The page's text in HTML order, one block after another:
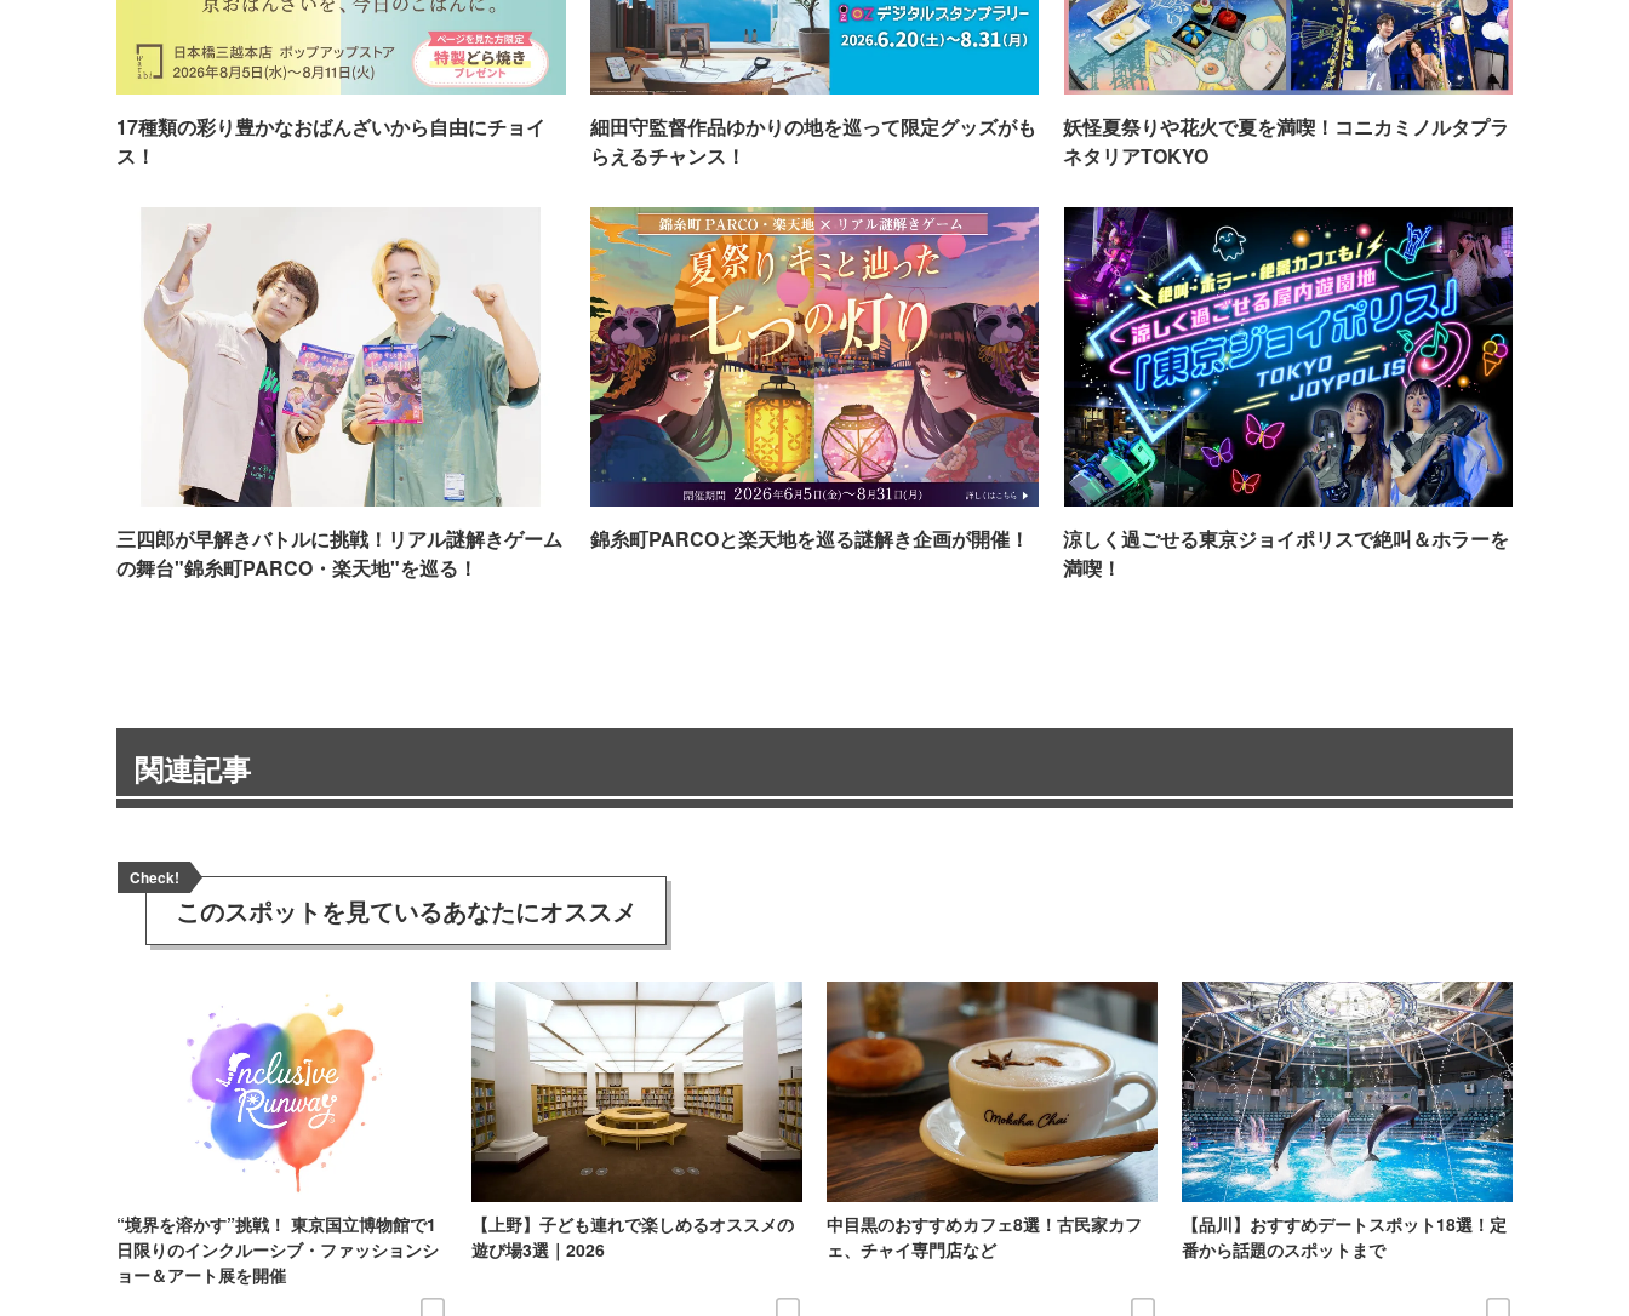
17種類の彩り豊かなおばんざいから自由にチョイ
ス！
細田守監督作品ゆかりの地を巡って限定グッズがも
らえるチャンス！
妖怪夏祭りや花火で夏を満喫！コニカミノルタプラ
ネタリアTOKYO
三四郎が早解きバトルに挑戦！リアル謎解きゲーム
の舞台"錦糸町PARCO・楽天地"を巡る！
錦糸町PARCOと楽天地を巡る謎解き企画が開催！
涼しく過ごせる東京ジョイポリスで絶叫＆ホラーを
満喫！
関連記事
Check!
このスポットを見ているあなたにオススメ
“境界を溶かす”挑戦！ 東京国立博物館で1
日限りのインクルーシブ・ファッションシ
ョー＆アート展を開催
【上野】子ども連れで楽しめるオススメの
遊び場3選｜2026
中目黒のおすすめカフェ8選！古民家カフ
ェ、チャイ専門店など
【品川】おすすめデートスポット18選！定
番から話題のスポットまで